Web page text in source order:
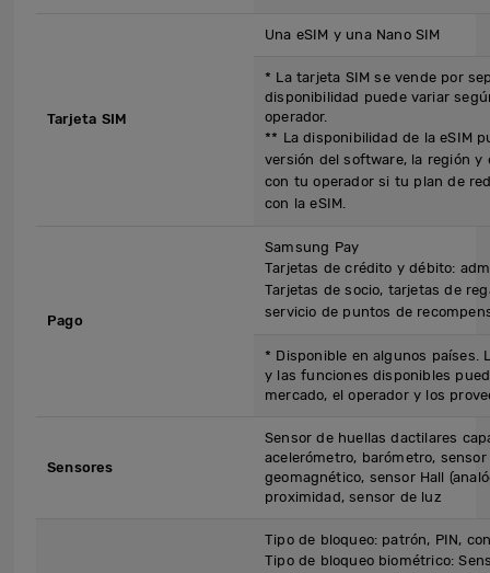
Tarjeta SIM
Una eSIM y una Nano SIM
* La tarjeta SIM se vende por
disponibilidad puede variar
operador.
** La disponibilidad de la eSIM
versión del software, la región y
con tu operador si tu plan de
con la eSIM.
Pago
Samsung Pay
Tarjetas de crédito y débito:
Tarjetas de socio, tarjetas de
servicio de puntos de
* Disponible en algunos países.
y las funciones disponibles
mercado, el operador y los
Sensores
Sensor de huellas dactilares
acelerómetro, barómetro,
geomagnético, sensor Hall
proximidad, sensor de luz
Tipo de bloqueo: patrón, PIN,
Tipo de bloqueo biométrico: